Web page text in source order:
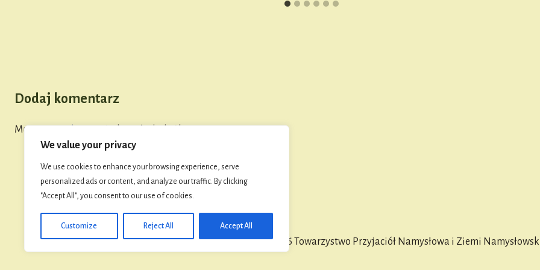
We value your privacy
We use cookies to enhance your browsing experience, serve
personalized ads or content, and analyze our traffic. By clicking
"Accept All", you consent to our use of cookies.
Customize Reject All Accept All
Dodaj komentarz
Musisz się
© 2026 Towarzystwo Przyjaciół Namysłowa i Ziemi